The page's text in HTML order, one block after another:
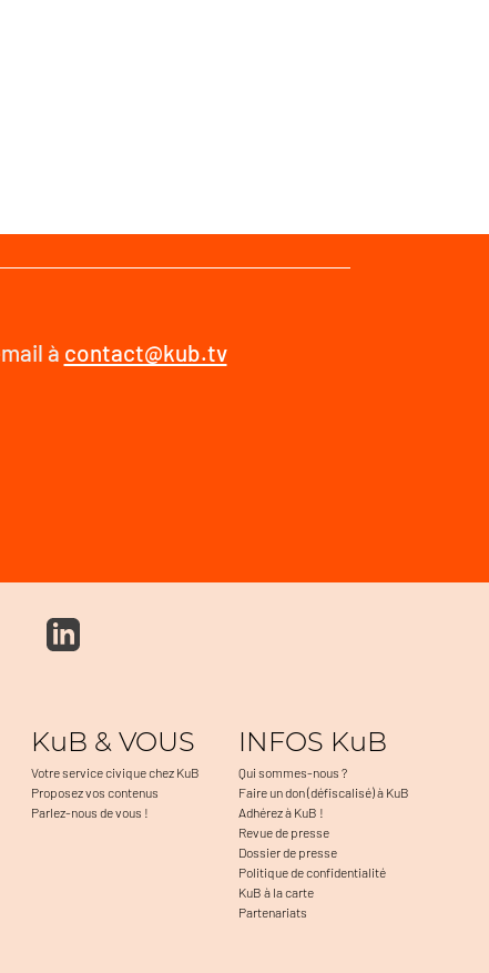
à contact@kub.tv
KuB & VOUS
Votre service civique chez KuB
Proposez vos contenus
Parlez-nous de vous !
INFOS KuB
Qui sommes-nous ?
Faire un don (défiscalisé) à KuB
Adhérez à KuB !
Revue de presse
Dossier de presse
Politique de confidentialité
KuB à la carte
Partenariats